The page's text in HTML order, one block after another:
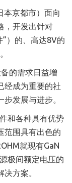
本京都市）面向
，开发出针对
”）的、高达8V的
的需求日益增
经成为重要的社
发展与进步。
和各种具有优势
范围具有出色的
就现有GaN
源极间额定电压的
方案。